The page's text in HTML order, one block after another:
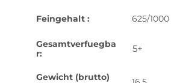
Feingehalt : 625/1000
Gesamtverfuegba
r:
5+
Gewicht (brutto)